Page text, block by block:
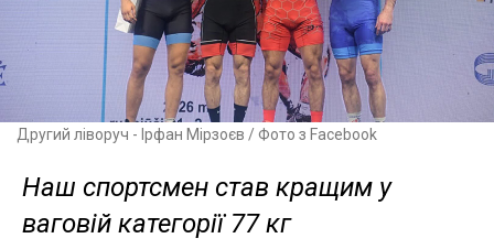
Другий ліворуч - Ірфан Мірзоєв / Фото з Facebook
Наш спортсмен став кращим у
ваговій категорії 77 кг